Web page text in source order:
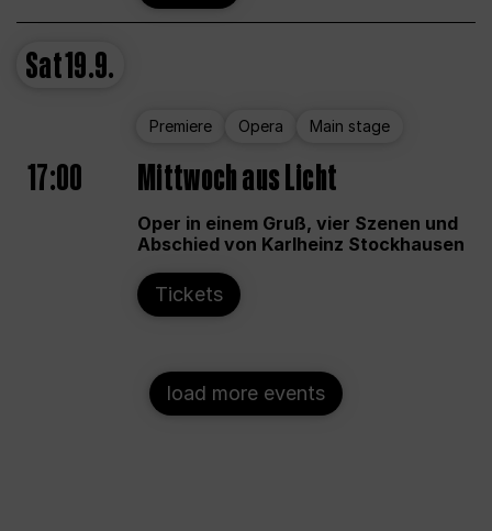
Sat19.9.
Premiere Opera Main stage
17:00 Mittwoch aus Licht
Oper in einem Gruß, vier Szenen und
Abschied von Karlheinz Stockhausen
Tickets
load more events